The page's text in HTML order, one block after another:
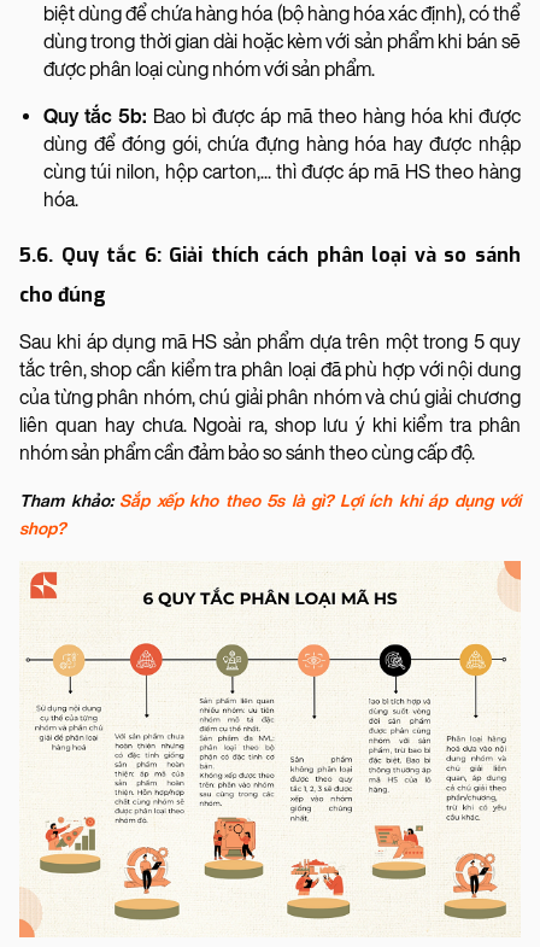
biệt dùng để chứa hàng hóa (bộ hàng hóa xác định), có thể
dùng trong thời gian dài hoặc kèm với sản phẩm khi bán sẽ
được phân loại cùng nhóm với sản phẩm.
Quy tắc 5b: Bao bì được áp mã theo hàng hóa khi được
dùng để đóng gói, chứa đựng hàng hóa hay được nhập
cùng túi nilon, hộp carton,... thì được áp mã HS theo hàng
hóa.
5.6. Quy tắc 6: Giải thích cách phân loại và so sánh
cho đúng
Sau khi áp dụng mã HS sản phẩm dựa trên một trong 5 quy
tắc trên, shop cần kiểm tra phân loại đã phù hợp với nội dung
của từng phân nhóm, chú giải phân nhóm và chú giải chương
liên quan hay chưa. Ngoài ra, shop lưu ý khi kiểm tra phân
nhóm sản phẩm cần đảm bảo so sánh theo cùng cấp độ.
Tham khảo: Sắp xếp kho theo 5s là gì? Lợi ích khi áp dụng với
shop?